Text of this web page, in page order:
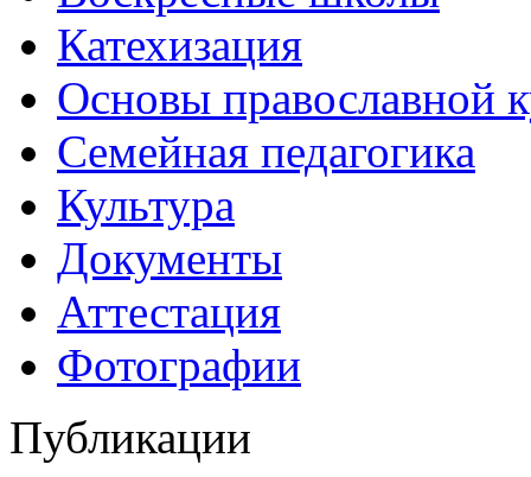
Катехизация
Основы православной
Семейная педагогика
Культура
Документы
Аттестация
Фотографии
Публикации